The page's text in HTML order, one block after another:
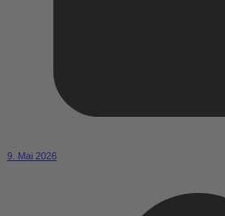
9. Mai 2026